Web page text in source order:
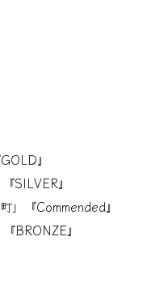
』
』
Commended』
BRONZE』